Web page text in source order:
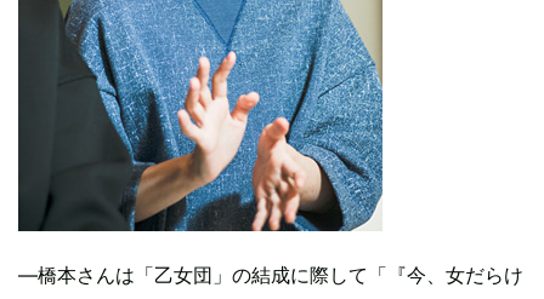
―橋本さんは「乙女団」の結成に際して「『今、女だらけ